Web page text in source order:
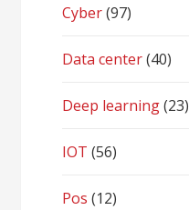
Cyber(97)
Data center(40)
Deep learning(23)
IOT (56)
Pos (12)